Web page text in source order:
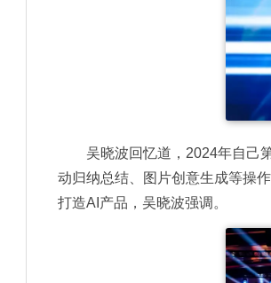
吴晓波回忆道，2024年自己
动归纳总结、图片创意生成等操
打造AI产品，吴晓波强调。